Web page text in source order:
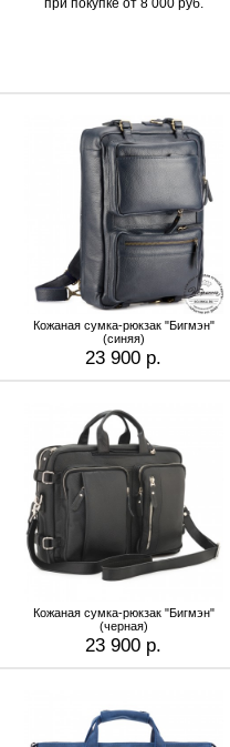
при покупке от 8 000 руб.
Кожаная сумка-рюкзак "Бигмэн"
(синяя)
23 900 р.
Кожаная сумка-рюкзак "Бигмэн"
(черная)
23 900 р.